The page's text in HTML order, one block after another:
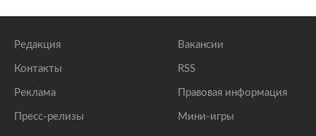
Редакция
Контакты
Реклама
Пресс-релизы
Вакансии
RSS
Правовая информация
Мини-игры